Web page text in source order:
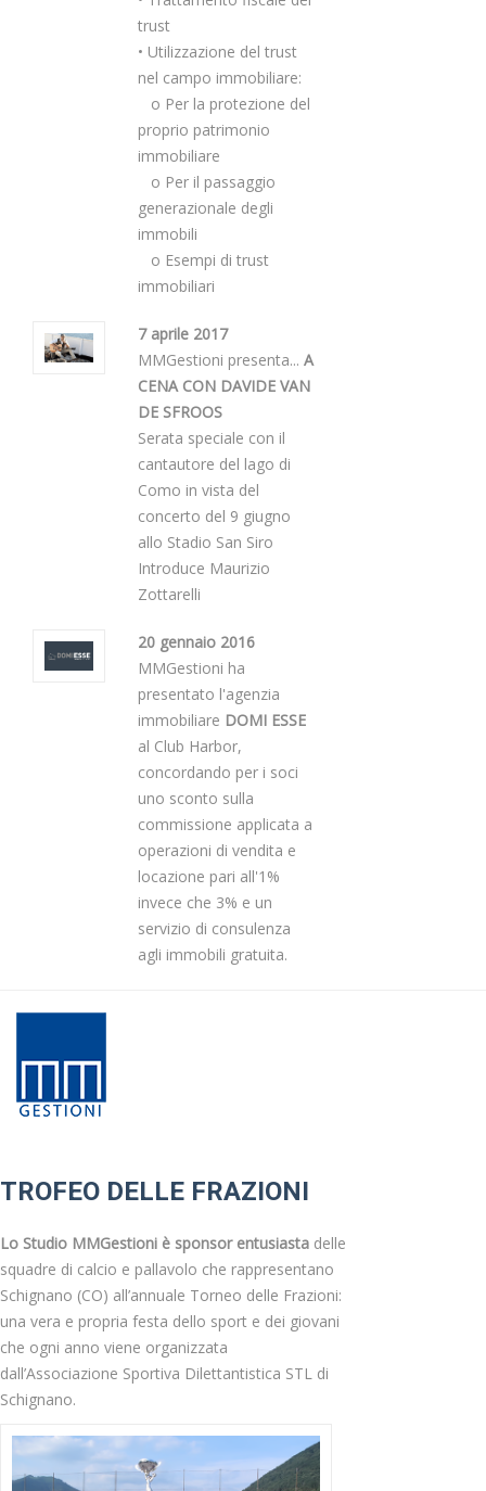
trust
• Utilizzazione del trust
nel campo immobiliare:
o Per la protezione del
proprio patrimonio
immobiliare
o Per il passaggio
generazionale degli
immobili
o Esempi di trust
immobiliari
7 aprile 2017
MMGestioni presenta... A
CENA CON DAVIDE VAN
DE SFROOS
Serata speciale con il
cantautore del lago di
Como in vista del
concerto del 9 giugno
allo Stadio San Siro
Introduce Maurizio
Zottarelli
20 gennaio 2016
MMGestioni ha
presentato l'agenzia
immobiliare DOMI ESSE
al Club Harbor,
concordando per i soci
uno sconto sulla
commissione applicata a
operazioni di vendita e
locazione pari all'1%
invece che 3% e un
servizio di consulenza
agli immobili gratuita.
TROFEO DELLE FRAZIONI
Lo Studio MMGestioni è sponsor entusiasta delle
squadre di calcio e pallavolo che rappresentano
Schignano (CO) all’annuale Torneo delle Frazioni:
una vera e propria festa dello sport e dei giovani
che ogni anno viene organizzata
dall’Associazione Sportiva Dilettantistica STL di
Schignano.